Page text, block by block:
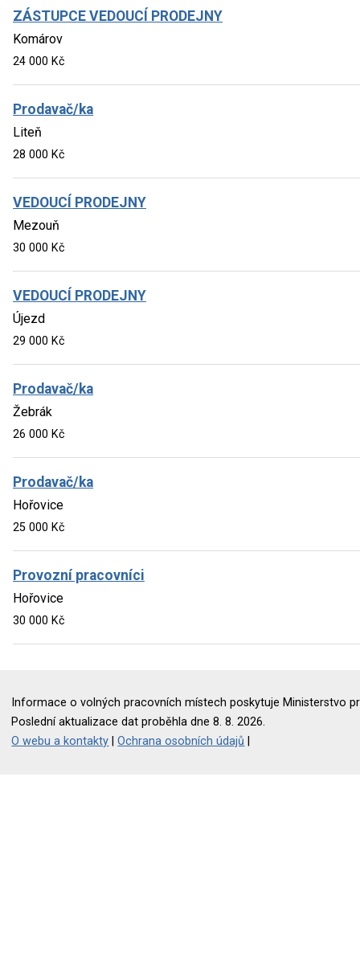
ZÁSTUPCE VEDOUCÍ PRODEJNY
Komárov
24 000 Kč
Prodavač/ka
Liteň
28 000 Kč
VEDOUCÍ PRODEJNY
Mezouň
30 000 Kč
VEDOUCÍ PRODEJNY
Újezd
29 000 Kč
Prodavač/ka
Žebrák
26 000 Kč
Prodavač/ka
Hořovice
25 000 Kč
Provozní pracovníci
Hořovice
30 000 Kč
Informace o volných pracovních místech poskytuje Ministerstvo
Poslední aktualizace dat proběhla dne 8. 8. 2026.
O webu a kontakty |Ochrana osobních údajů